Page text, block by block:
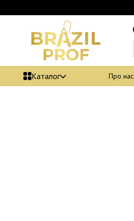
Каталог Про нас